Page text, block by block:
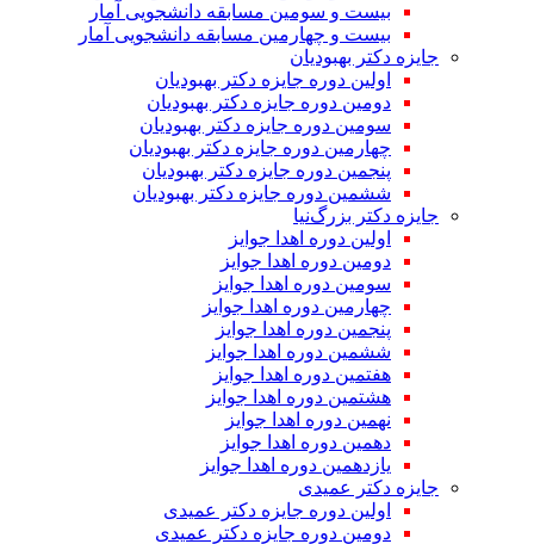
بیست و سومین مسابقه دانشجویی آمار
بیست و چهارمین مسابقه دانشجویی آمار
جایزه دکتر بهبودیان
اولین دوره جایزه دکتر بهبودیان
دومین دوره جایزه دکتر بهبودیان
سومین دوره جایزه دکتر بهبودیان
چهارمین دوره جایزه دکتر بهبودیان
پنجمین دوره جایزه دکتر بهبودیان
ششمین دوره جایزه دکتر بهبودیان
جایزه دکتر بزرگ‌نیا
اولین دوره اهدا جوایز
دومین دوره اهدا جوایز
سومین دوره اهدا جوایز
چهارمین دوره اهدا جوایز
پنجمین دوره اهدا جوایز
ششمین دوره اهدا جوایز
هفتمین دوره اهدا جوایز
هشتمین دوره اهدا جوایز
نهمین دوره اهدا جوایز
دهمین دوره اهدا جوایز
یازدهمین دوره اهدا جوایز
جایزه دکتر عمیدی
اولین دوره جایزه دکتر عمیدی
دومین دوره جایزه دکتر عمیدی